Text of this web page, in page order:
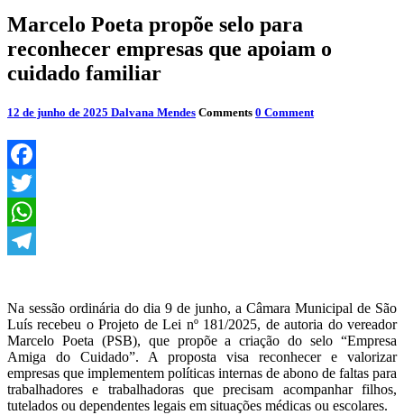
Marcelo Poeta propõe selo para
reconhecer empresas que apoiam o
cuidado familiar
12 de junho de 2025 Dalvana Mendes Comments 0 Comment
Facebook
Twitter
WhatsApp
Na sessão ordinária do dia 9 de junho, a Câmara Municipal de São
Luís recebeu o Projeto de Lei nº 181/2025, de autoria do vereador
Marcelo Poeta (PSB), que propõe a criação do selo “Empresa
Amiga do Cuidado”. A proposta visa reconhecer e valorizar
empresas que implementem políticas internas de abono de faltas para
trabalhadores e trabalhadoras que precisam acompanhar filhos,
tutelados ou dependentes legais em situações médicas ou escolares.